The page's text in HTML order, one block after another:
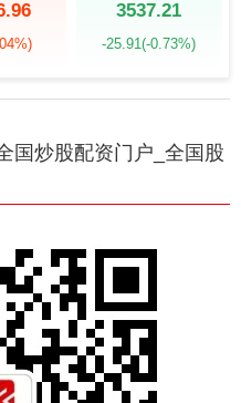
3537.21
-25.91(-0.73%)
国炒股配资门户_全国股